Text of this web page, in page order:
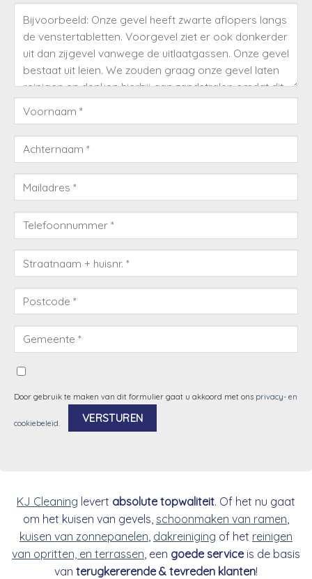
Door gebruik te maken van dit formulier gaat u akkoord met ons privacy- en
cookiebeleid.
KJ Cleaning levert absolute topwaliteit. Of het nu gaat
om het kuisen van gevels, schoonmaken van ramen
kuisen van zonnepanelen dakreiniging of het reinigen
van opritten, en terrassen , een goede serviceis de basis
van terugkererende & tevreden klanten!